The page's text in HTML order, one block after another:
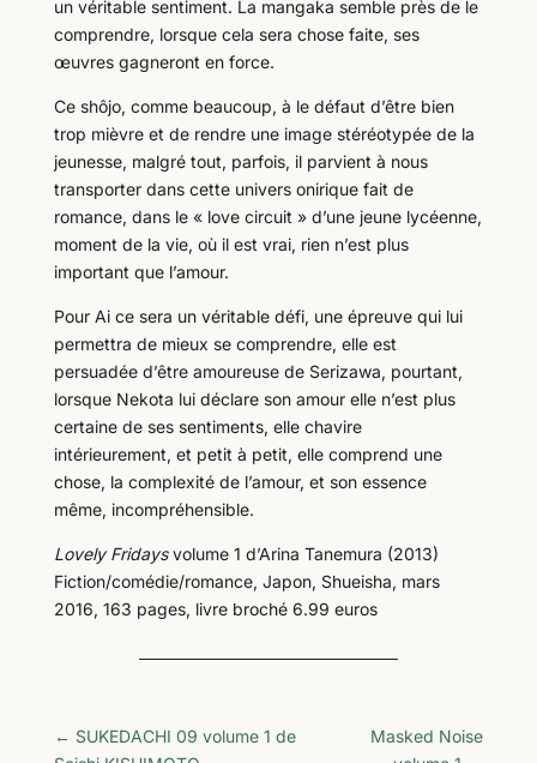
un véritable sentiment. La mangaka semble près de le
comprendre, lorsque cela sera chose faite, ses
œuvres gagneront en force.
Ce shôjo, comme beaucoup, à le défaut d’être bien
trop mièvre et de rendre une image stéréotypée de la
jeunesse, malgré tout, parfois, il parvient à nous
transporter dans cette univers onirique fait de
romance, dans le « love circuit » d’une jeune lycéenne,
moment de la vie, où il est vrai, rien n’est plus
important que l’amour.
Pour Ai ce sera un véritable défi, une épreuve qui lui
permettra de mieux se comprendre, elle est
persuadée d’être amoureuse de Serizawa, pourtant,
lorsque Nekota lui déclare son amour elle n’est plus
certaine de ses sentiments, elle chavire
intérieurement, et petit à petit, elle comprend une
chose, la complexité de l’amour, et son essence
même, incompréhensible.
Lovely Fridaysvolume 1 d’Arina Tanemura (2013)
Fiction/comédie/romance, Japon, Shueisha, mars
2016, 163 pages, livre broché 6.99 euros
← SUKEDACHI 09 volume 1 de
Masked Noise